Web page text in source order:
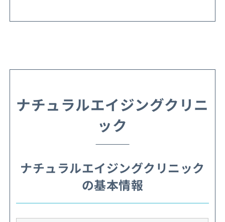
ナチュラルエイジングクリニ
ック
ナチュラルエイジングクリニック
の基本情報